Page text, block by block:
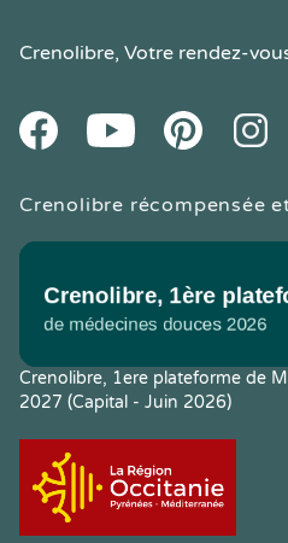
Crenolibre, Votre rendez-
FacebookYoutube Pintereset
Crenolibre récompensée
Crenolibre, 1ere plateforme de
2027 (Capital - Juin 2026)